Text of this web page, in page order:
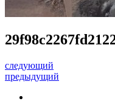
следующий
предыдущий